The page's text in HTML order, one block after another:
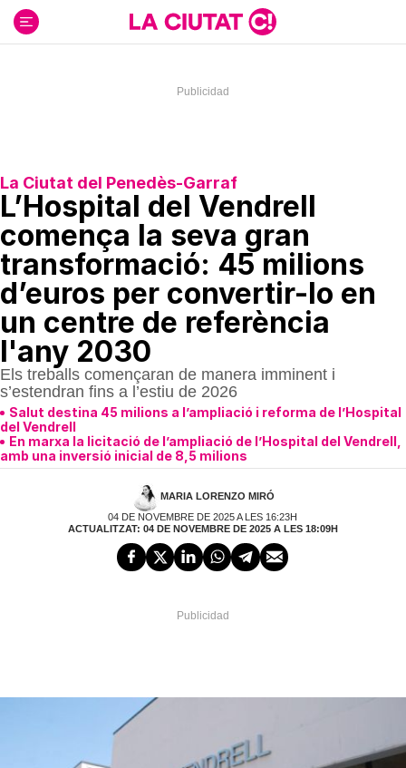
contenido
La Ciutat del Penedès-Garraf
L’Hospital del Vendrell
comença la seva gran
transformació: 45 milions
d’euros per convertir-lo en
un centre de referència
l'any 2030
Els treballs començaran de manera imminent i
s’estendran fins a l’estiu de 2026
Salut destina 45 milions a l’ampliació i reforma de l’Hospital
del Vendrell
En marxa la licitació de l’ampliació de l’Hospital del Vendrell,
amb una inversió inicial de 8,5 milions
MARIA LORENZO MIRÓ
04 DE NOVEMBRE DE 2025 A LES 16:23H
ACTUALITZAT: 04 DE NOVEMBRE DE 2025 A LES 18:09H